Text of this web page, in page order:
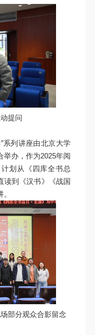
提问
系列讲座由北京大学
举办，作为2025年阅
划从《四库全书总
读到《汉书》《战国
部分观众合影留念